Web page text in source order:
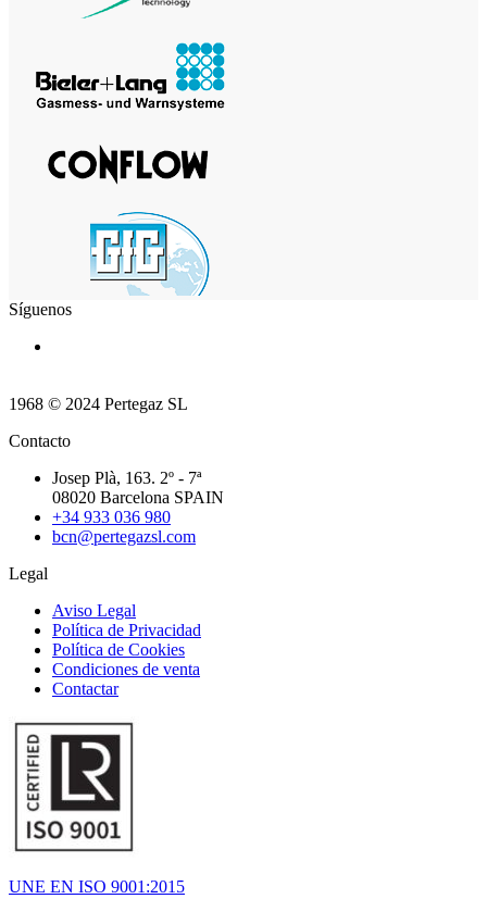
Síguenos
1968 © 2024 Pertegaz SL
Contacto
Josep Plà, 163. 2º - 7ª
08020 Barcelona SPAIN
+34 933 036 980
bcn@pertegazsl.com
Legal
Aviso Legal
Política de Privacidad
Política de Cookies
Condiciones de venta
Contactar
UNE EN ISO 9001:2015